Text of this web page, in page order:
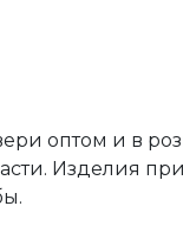
оптом и в
Изделия